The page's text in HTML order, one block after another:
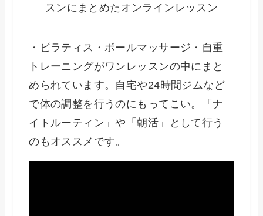
スンにまとめたオンラインレッスン
・ピラティス・ボールマッサージ・自重
トレーニングがワンレッスンの中にまと
められています。自宅や24時間ジムなど
で体の調整を行うのにもってこい。「ナ
イトルーティン」や「朝活」として行う
のもオススメです。